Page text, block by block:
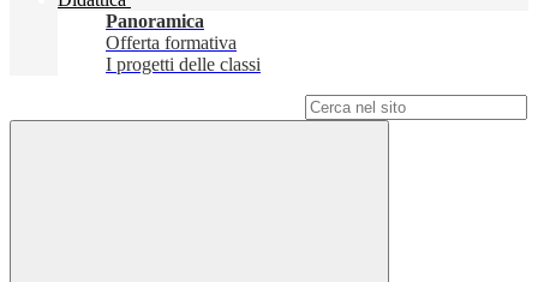
Panoramica
Offerta formativa
I progetti delle classi